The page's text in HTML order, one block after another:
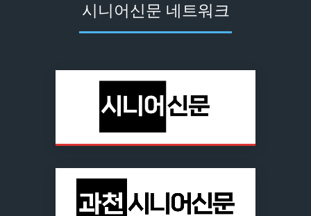
시니어신문 네트워크